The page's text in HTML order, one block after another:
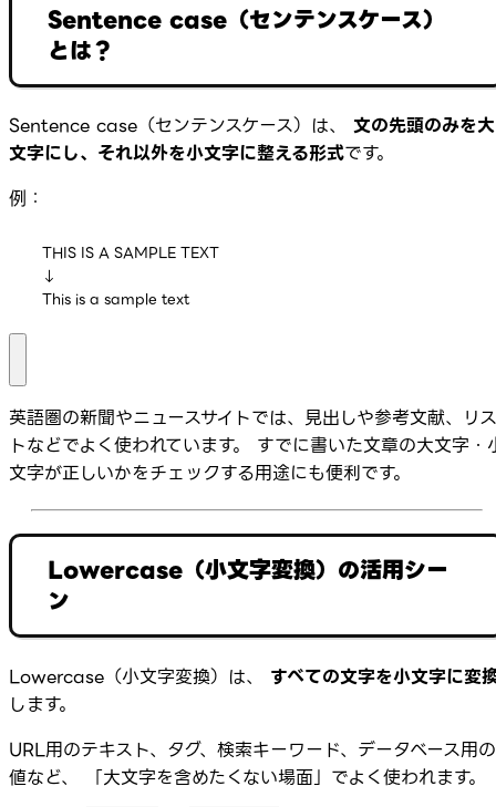
Sentence case（センテンスケース）
とは？
Sentence case（センテンスケース）は、 文の先頭のみを大
文字にし、それ以外を小文字に整える形式です。
例：
THIS IS A SAMPLE TEXT
↓
This is a sample text
英語圏の新聞やニュースサイトでは、見出しや参考文献、リス
トなどでよく使われています。 すでに書いた文章の大文字・
文字が正しいかをチェックする用途にも便利です。
Lowercase（小文字変換）の活用シー
ン
Lowercase（小文字変換）は、 すべての文字を小文字に変
します。
URL用のテキスト、タグ、検索キーワード、データベース用の
値など、 「大文字を含めたくない場面」でよく使われます。